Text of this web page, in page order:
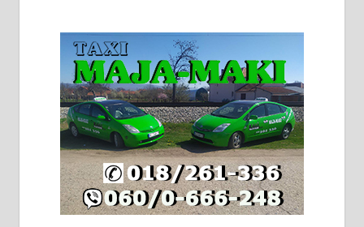
стамбене целине једна уз другу.
2х150м2, две гараже, централно
грејање на гас и дрва. Две
адресе. 063/71-74-023
Издајем комплетно опремљену
халу на Житковачком путу, на
плацу површине око 7 ари.
064/321-80-51; 063/102-35-25